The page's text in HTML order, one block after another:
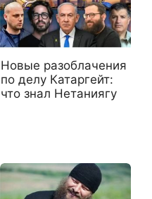
Новые разоблачения
по делу Катаргейт:
что знал Нетаниягу